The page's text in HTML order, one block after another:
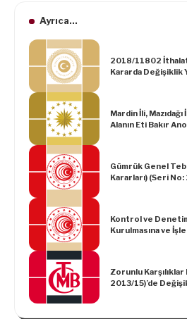
Ayrıca...
2018/11802 İthalat
Kararda Değişiklik
Mardin İli,
Alanın Eti Bakır
Gümrük Genel
Kararları) (Seri
Kontrol ve
Kurulmasına ve
Zorunlu Karşılıklar
2013/15)’de